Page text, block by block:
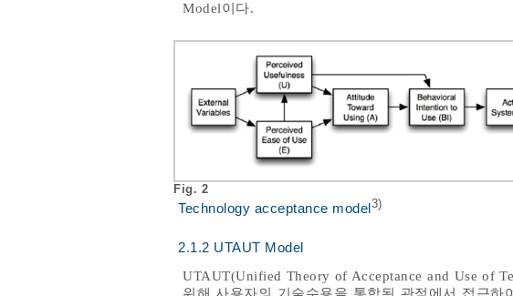
Model이다.
Fig. 2
Technology acceptance model 3)
2.1.2 UTAUT Model
UTAUT(Unified Theory of Acceptance and Use of